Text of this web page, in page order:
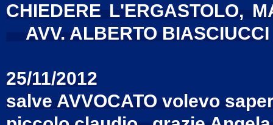
CHIEDERE L'ERGASTOLO,
AVV. ALBERTO BIASCIUCCI
25/11/2012
salve AVVOCATO volevo